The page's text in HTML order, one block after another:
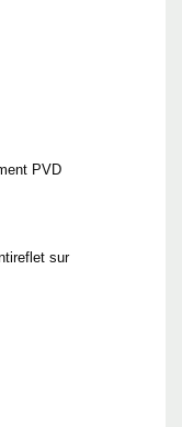
PVD
sur